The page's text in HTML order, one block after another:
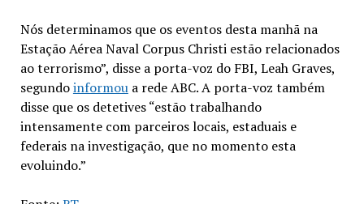
Nós determinamos que os eventos desta manhã na
Estação Aérea Naval Corpus Christi estão relacionados
ao terrorismo”, disse a porta-voz do FBI, Leah Graves,
segundoinformoua rede ABC. A porta-voz também
disse que os detetives “estão trabalhando
intensamente com parceiros locais, estaduais e
federais na investigação, que no momento esta
evoluindo.”